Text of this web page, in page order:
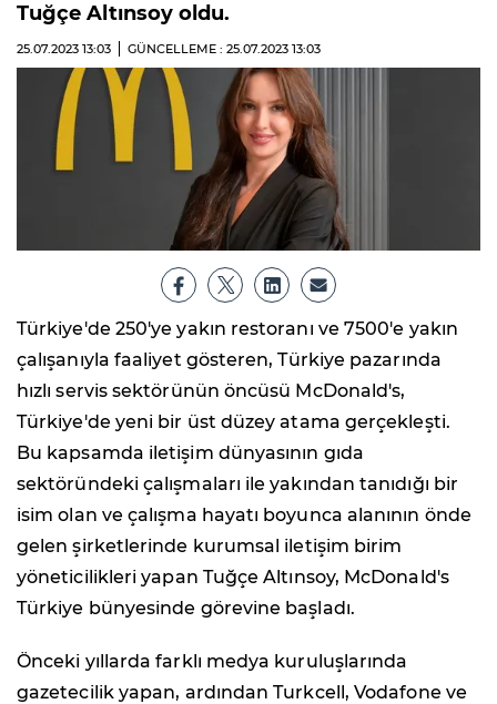
Tuğçe Altınsoy oldu.
25.07.2023 13:03 GÜNCELLEME : 25.07.2023 13:03
Türkiye'de 250'ye yakın restoranı ve 7500'e yakın
çalışanıyla faaliyet gösteren, Türkiye pazarında
hızlı servis sektörünün öncüsü McDonald's,
Türkiye'de yeni bir üst düzey atama gerçekleşti.
Bu kapsamda iletişim dünyasının gıda
sektöründeki çalışmaları ile yakından tanıdığı bir
isim olan ve çalışma hayatı boyunca alanının önde
gelen şirketlerinde kurumsal iletişim birim
yöneticilikleri yapan Tuğçe Altınsoy, McDonald's
Türkiye bünyesinde görevine başladı.
Önceki yıllarda farklı medya kuruluşlarında
gazetecilik yapan, ardından Turkcell, Vodafone ve